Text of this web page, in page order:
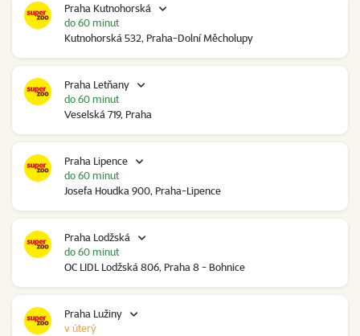
Praha Kutnohorská
Kutnohorská 532, Praha-Dolní Měcholupy
do 60 minut
Praha Letňany
Veselská 719, Praha
do 60 minut
Praha Lipence
Josefa Houdka 900, Praha-Lipence
do 60 minut
Praha Lodžská
OC LIDL Lodžská 806, Praha 8 - Bohnice
do 60 minut
Praha Lužiny
v úterý